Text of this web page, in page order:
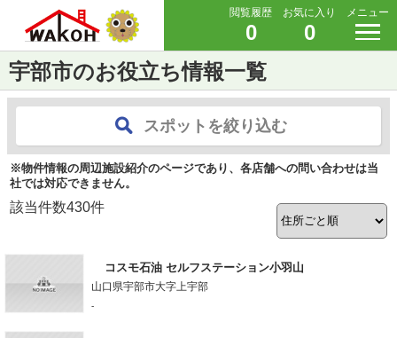
閲覧履歴
0
お気に入り
0
メニュー
宇部市のお役立ち情報一覧
スポットを絞り込む
※物件情報の周辺施設紹介のページであり、各店舗への問い合わせは当
社では対応できません。
該当件数430件
コスモ石油 セルフステーション小羽山
山口県宇部市大字上宇部
-